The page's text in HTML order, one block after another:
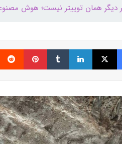
دیگر همان توییتر نیست؛ هوش
فیسبوک ایکس لینکداین تامبلر پینتریست